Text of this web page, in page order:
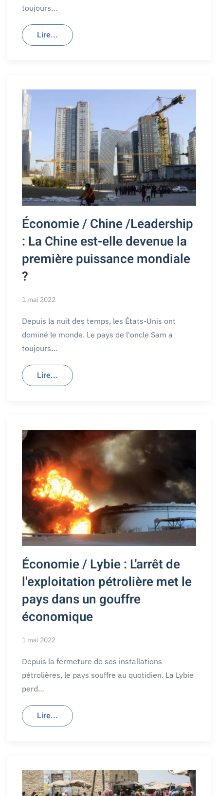
toujours…
Lire...
Économie / Chine /Leadership
: La Chine est-elle devenue la
première puissance mondiale
?
1 mai 2022
Depuis la nuit des temps, les États-Unis ont
dominé le monde. Le pays de l'oncle Sam a
toujours…
Lire...
Économie / Lybie : L'arrêt de
l'exploitation pétrolière met le
pays dans un gouffre
économique
1 mai 2022
Depuis la fermeture de ses installations
pétrolières, le pays souffre au quotidien. La Lybie
perd…
Lire...